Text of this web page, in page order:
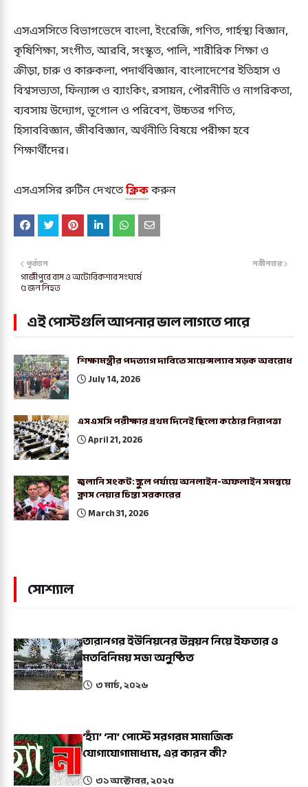
এসএসসিতে বিভাগভেদে বাংলা, ইংরেজি, গণিত, গার্হস্থ্য বিজ্ঞান,
কৃষিশিক্ষা, সংগীত, আরবি, সংস্কৃত, পালি, শারীরিক শিক্ষা ও
ক্রীড়া, চারু ও কারুকলা, পদার্থবিজ্ঞান, বাংলাদেশের ইতিহাস ও
বিশ্বসভ্যতা, ফিন্যান্স ও ব্যাংকিং, রসায়ন, পৌরনীতি ও নাগরিকতা,
ব্যবসায় উদ্যোগ, ভূগোল ও পরিবেশ, উচ্চতর গণিত,
হিসাববিজ্ঞান, জীববিজ্ঞান, অর্থনীতি বিষয়ে পরীক্ষা হবে
শিক্ষার্থীদের।
এসএসসির রুটিন দেখতেক্লিককরুন
নবীনতর
পূর্বতন
গাজীপুরে বাস ও অটোরিকশার সংঘর্ষে
৫ জন নিহত
এই পোস্টগুলি আপনার ভাল লাগতে পারে
শিক্ষামন্ত্রীর পদত্যাগ দাবিতে সায়েন্সল্যাব সড়ক অবরোধ
July 14, 2026
এসএসসি পরীক্ষার প্রথম দিনেই ছিলো কঠোর নিরাপত্তা
April 21, 2026
জ্বলানি সংকট: স্কুল পর্যায়ে অনলাইন-অফলাইন সমন্বয়ে
ক্লাস নেয়ার চিন্তা সরকারের
March 31, 2026
সোশ্যাল
তারানগর ইউনিয়নের উন্নয়ন নিয়ে ইফতার ও
মতবিনিময় সভা অনুষ্ঠিত
৩ মার্চ, ২০২৬
‘হ্যাঁ’ ‘না’ পোস্টে সরগরম সামাজিক
যোগাযোগামাধ্যম, এর কারন কী?
৩১ অক্টোবর, ২০২৫